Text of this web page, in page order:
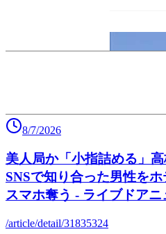
8/7/2026
美人局か「小指詰める」
SNSで知り合った男性を
スマホ奪う - ライブドアニ
/article/detail/31835324